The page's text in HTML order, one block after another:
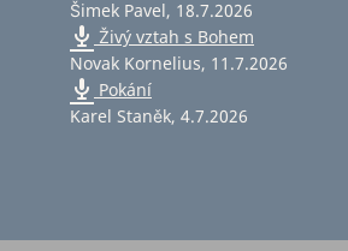
Šimek Pavel, 18.7.2026
Živý vztah s Bohem
Novak Kornelius, 11.7.2026
Pokání
Karel Staněk, 4.7.2026